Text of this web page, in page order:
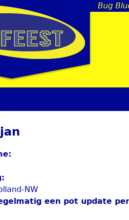
Bug
here
NW
een pot update